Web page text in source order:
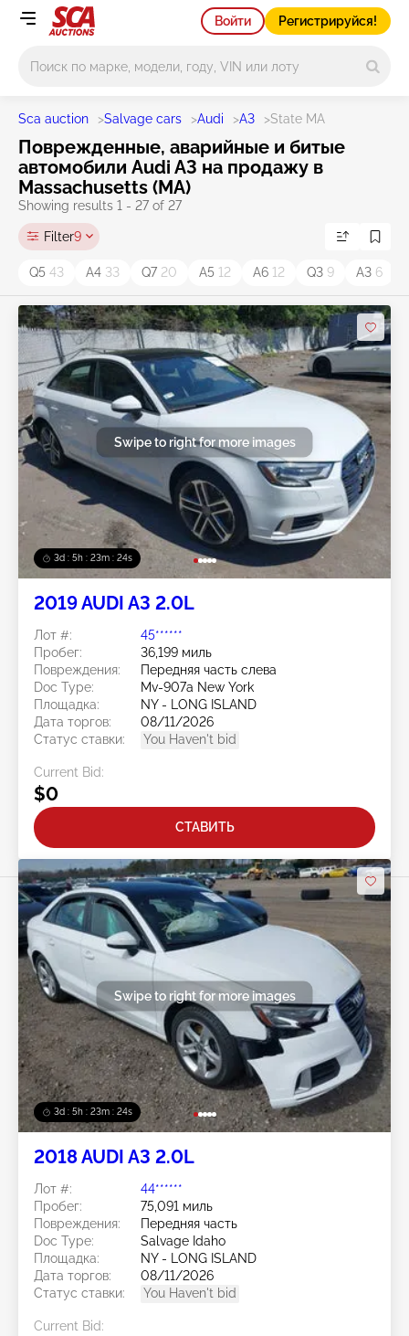
Войти Регистрируйся!
Sca auction >Salvage cars >Audi >A3 >State MA
Поврежденные, аварийные и битые
автомобили Audi A3 на продажу в
Massachusetts (MA)
Showing results 1 - 27 of 27
Filter9
Q5 43 A4 33 Q7 20 A5 12 A6 12 Q3 9 A3 6
3d : 5h : 23m : 21s
Swipe to right for more images
2019 AUDI A3 2.0L
Лот #:
45******
Пробег:
36,199 миль
Повреждения:
Передняя часть слева
Doc Type:
Mv-907a New York
Площадка:
NY - LONG ISLAND
Дата торгов:
08/11/2026
Статус ставки:
You Haven't bid
Current Bid:
$0
СТАВИТЬ
3d : 5h : 23m : 21s
Swipe to right for more images
2018 AUDI A3 2.0L
Лот #:
44******
Пробег:
75,091 миль
Повреждения:
Передняя часть
Doc Type:
Salvage Idaho
Площадка:
NY - LONG ISLAND
Дата торгов:
08/11/2026
Статус ставки:
You Haven't bid
Current Bid: